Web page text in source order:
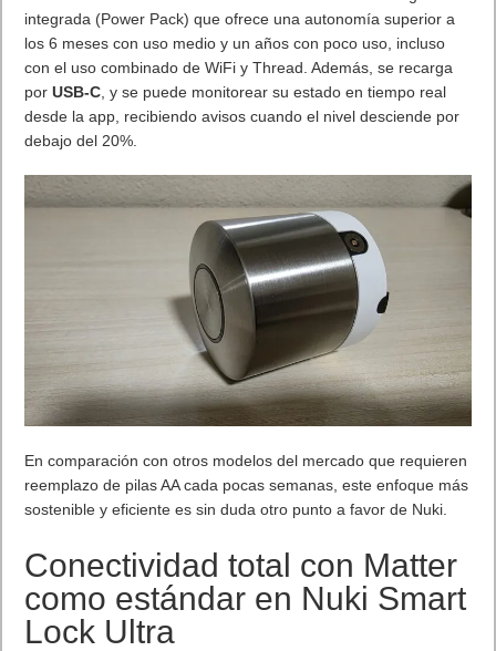
integrada (Power Pack) que ofrece una autonomía superior a
los 6 meses con uso medio y un años con poco uso, incluso
con el uso combinado de WiFi y Thread. Además, se recarga
porUSB-C , y se puede monitorear su estado en tiempo real
desde la app, recibiendo avisos cuando el nivel desciende por
debajo del 20%.
En comparación con otros modelos del mercado que requieren
reemplazo de pilas AA cada pocas semanas, este enfoque más
sostenible y eficiente es sin duda otro punto a favor de Nuki.
Conectividad total con Matter
como estándar en Nuki Smart
Lock Ultra